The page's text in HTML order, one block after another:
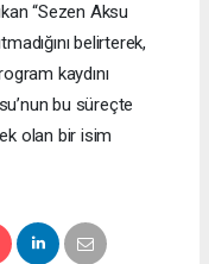
“Sezen Aksu
belirterek,
kaydını
bu süreçte
olan bir isim